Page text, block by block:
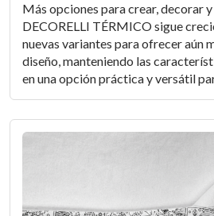
Más opciones para crear, decorar
DECORELLI TÉRMICO sigue
nuevas variantes para ofrecer aún
diseño, manteniendo las
en una opción práctica y versátil